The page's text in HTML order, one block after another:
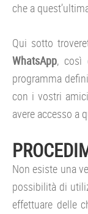
che a
Qui sotto
WhatsApp, così
programma
con i vostri
avere accesso a
Non esiste una
possibilità di
effettuare delle